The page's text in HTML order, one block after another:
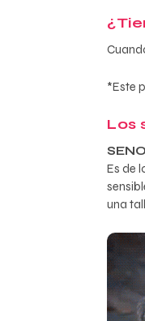
*Este
Los
Es de
una